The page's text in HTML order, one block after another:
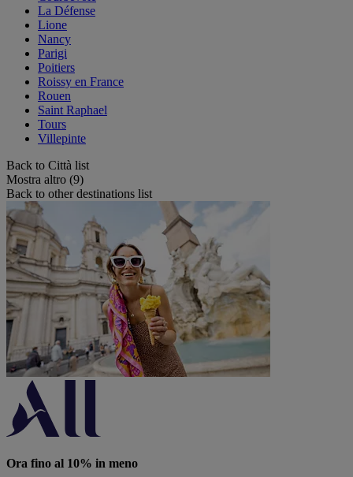
La Défense
Lione
Nancy
Parigi
Poitiers
Roissy en France
Rouen
Saint Raphael
Tours
Villepinte
Back to Città list
Mostra altro (9)
Back to other destinations list
Ora fino al 10% in meno